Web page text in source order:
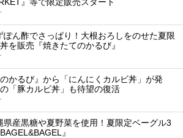
ぽん酢でさっぱり！大根おろしをのせた夏限
を販売『焼きたてのかるび』
のかるび』から「にんにくカルビ丼」が発
「豚カルビ丼」も待望の復活
県産黒糖や夏野菜を使用！夏限定ベーグル3
』